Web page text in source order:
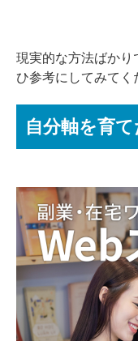
現実的な方法ばかり
ひ参考にしてみてく
自分軸を育